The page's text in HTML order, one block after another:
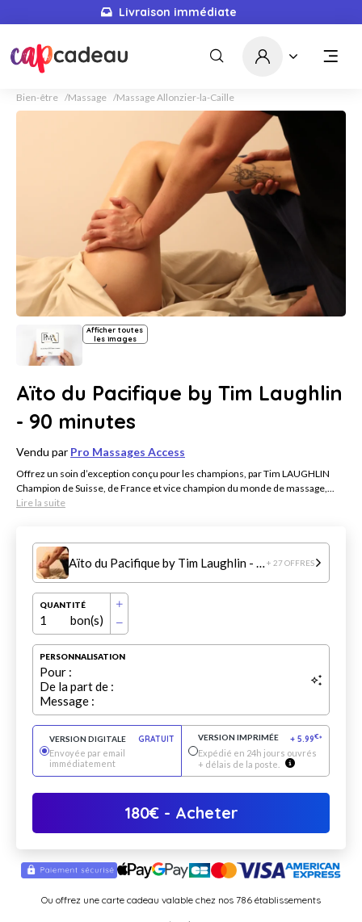
Livraison immédiate
Bien-être Massage Massage Allonzier-la-Caille
Afficher toutes
les images
Aïto du Pacifique by Tim Laughlin
- 90 minutes
Vendu par Pro Massages Access
Offrez un soin d’exception conçu pour les champions, par Tim LAUGHLIN
Champion de Suisse, de France et vice champion du monde de massage,...
Lire la suite
Aïto du Pacifique by Tim Laughlin - 90 minutes + 27 OFFRES
QUANTITÉ
1 bon(s)
PERSONNALISATION
Pour :
De la part de :
Message :
VERSION DIGITALE
GRATUIT
Envoyée par email
immédiatement
VERSION IMPRIMÉE + 5.99€*
Expédié en 24h jours ouvrés
+ délais de la poste.
180€- Acheter
Ou offrez une carte cadeau valable chez nos 786 établissements